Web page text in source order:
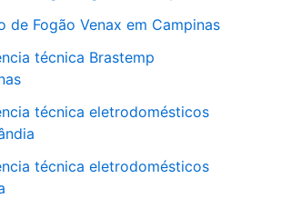
de Fogão Venax em Campinas
técnica Brastemp
técnica eletrodomésticos
técnica eletrodomésticos